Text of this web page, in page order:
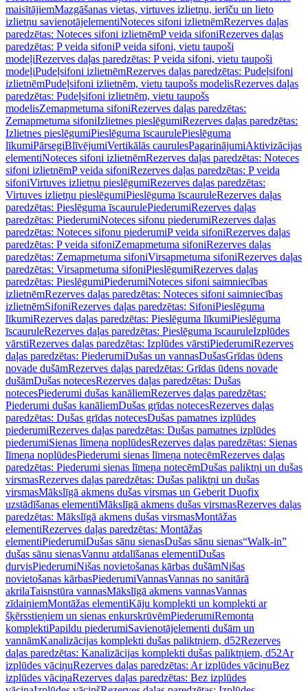
maisītājiemMazgāšanas vietas, virtuves izlietņu, ierīču un lieto
izlietņu savienotājelementiNoteces sifoni izlietnēmRezerves daļas
paredzētas: Noteces sifoni izlietnēmP veida sifoniRezerves daļas
paredzētas: P veida sifoniP veida sifoni, vietu taupoši
modeļiRezerves daļas paredzētas: P veida sifoni, vietu taupoši
modeļiPudeļsifoni izlietnēmRezerves daļas paredzētas: Pudeļsifoni
izlietnēmPudeļsifoni izlietnēm, vietu taupošs modelisRezerves daļas
paredzētas: Pudeļsifoni izlietnēm, vietu taupošs
modelisZemapmetuma sifoniRezerves daļas paredzētas:
Zemapmetuma sifoniIzlietnes pieslēgumiRezerves daļas paredzētas:
Izlietnes pieslēgumiPieslēguma īscaurulePieslēguma
līkumiPārsegiBlīvējumiVertikālās caurulesPagarinājumiAktivizācijas
elementiNoteces sifoni izlietnēmRezerves daļas paredzētas: Noteces
sifoni izlietnēmP veida sifoniRezerves daļas paredzētas: P veida
sifoniVirtuves izlietņu pieslēgumiRezerves daļas paredzētas:
Virtuves izlietņu pieslēgumiPieslēguma īscauruleRezerves daļas
paredzētas: Pieslēguma īscaurulePiederumiRezerves daļas
paredzētas: PiederumiNoteces sifonu piederumiRezerves daļas
paredzētas: Noteces sifonu piederumiP veida sifoniRezerves daļas
paredzētas: P veida sifoniZemapmetuma sifoniRezerves daļas
paredzētas: Zemapmetuma sifoniVirsapmetuma sifoniRezerves daļas
paredzētas: Virsapmetuma sifoniPieslēgumiRezerves daļas
paredzētas: PieslēgumiPiederumiNoteces sifoni saimniecības
izlietnēmRezerves daļas paredzētas: Noteces sifoni saimniecības
izlietnēmSifoniRezerves daļas paredzētas: SifoniPieslēguma
līkumiRezerves daļas paredzētas: Pieslēguma līkumiPieslēguma
īscauruleRezerves daļas paredzētas: Pieslēguma īscauruleIzplūdes
vārstiRezerves daļas paredzētas: Izplūdes vārstiPiederumiRezerves
daļas paredzētas: PiederumiDušas un vannasDušasGrīdas ūdens
novade dušāmRezerves daļas paredzētas: Grīdas ūdens novade
dušāmDušas notecesRezerves daļas paredzētas: Dušas
notecesPiederumi dušas kanāliemRezerves daļas paredzētas:
Piederumi dušas kanāliemDušas grīdas notecesRezerves daļas
paredzētas: Dušas grīdas notecesDušas pamatnes izplūdes
piederumiRezerves daļas paredzētas: Dušas pamatnes izplūdes
piederumiSienas līmeņa noplūdesRezerves daļas paredzētas: Sienas
līmeņa noplūdesPiederumi sienas līmeņa notecēmRezerves daļas
paredzētas: Piederumi sienas līmeņa notecēmDušas paliktņi un dušas
virsmasRezerves daļas paredzētas: Dušas paliktņi un dušas
virsmasMākslīgā akmens dušas virsmas un Geberit Duofix
uzstādīšanas elementiMākslīgā akmens dušas virsmasRezerves daļas
paredzētas: Mākslīgā akmens dušas virsmasMontāžas
elementiRezerves daļas paredzētas: Montāžas
elementiPiederumiDušas sānu sienasDušas sānu sienas“Walk-in”
dušas sānu sienasVannu atdalīšanas elementiDušas
durvisPiederumiNišas novietošanas kārbas dušāmNišas
novietošanas kārbasPiederumiVannasVannas no sanitārā
akrilaTaisnstūra vannasMākslīgā akmens vannasVannas
zīdaiņiemMontāžas elementiKāju komplekti un komplekti ar
šķērsstieņiem un sienas enkurskrūvēmPiederumiRemonta
komplektiPapildu piederumiSavienotājelementi dušām un
vannāmKanalizācijas komplekti dušas paliktņiem, d52Rezerves
daļas paredzētas: Kanalizācijas komplekti dušas paliktņiem, d52Ar
izplūdes vāciņuRezerves daļas paredzētas: Ar izplūdes vāciņuBez
izplūdes vāciņaRezerves daļas paredzētas: Bez izplūdes